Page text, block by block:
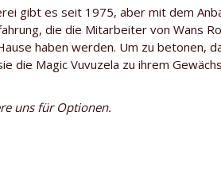
gibt es seit 1975, aber mit dem
die die Mitarbeiter von Wans
haben werden. Um zu betonen,
die Magic Vuvuzela zu ihrem
uns für Optionen.